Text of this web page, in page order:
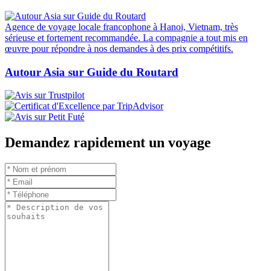
Agence de voyage locale francophone à Hanoi, Vietnam, très
sérieuse et fortement recommandée. La compagnie a tout mis en
œuvre pour répondre à nos demandes à des prix compétitifs.
Autour Asia sur Guide du Routard
Demandez rapidement un voyage